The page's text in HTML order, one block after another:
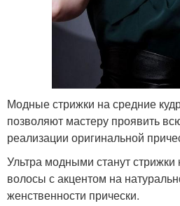
Модные стрижки на средние
позволяют мастеру проявить
реализации оригинальной
Ультра модными станут
волосы с акцентом на
женственности прически.